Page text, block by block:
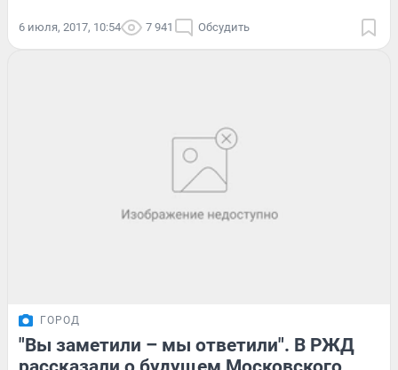
6 июля, 2017, 10:54 7 941 Обсудить
ГОРОД
"Вы заметили – мы ответили". В РЖД